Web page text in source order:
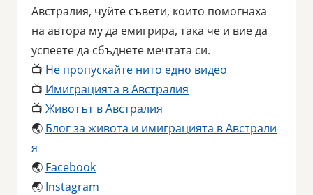
Австралия, чуйте съвети, които помогнаха
на автора му да емигрира, така че и вие да
успеете да сбъднете мечтата си.
📺 Не пропускайте нито едно видео
📺 Имиграцията в Австралия
📺 Животът в Австралия
🌏 Блог за живота и имиграцията в Австрали
я
🌏 Facebook
🌏 Instagram